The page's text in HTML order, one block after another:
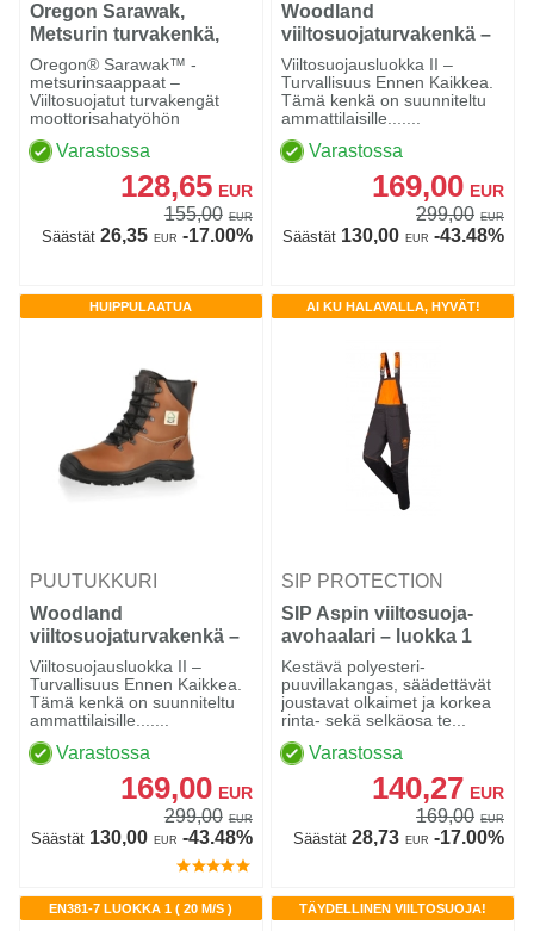
Oregon Sarawak,
Metsurin turvakenkä,
nahka Class 1
Oregon® Sarawak™ -
metsurinsaappaat –
Viiltosuojatut turvakengät
moottorisahatyöhön
Varastossa
128,65 EUR
155,00 EUR
Säästät26,35 EUR -17.00%
Woodland
viiltosuojaturvakenkä –
Luokka 2 (24 m/s), Black
Viiltosuojausluokka II –
Turvallisuus Ennen Kaikkea.
Tämä kenkä on suunniteltu
ammattilaisille.......
Varastossa
169,00 EUR
299,00 EUR
Säästät130,00 EUR -43.48%
HUIPPULAATUA
PUUTUKKURI
Woodland
viiltosuojaturvakenkä –
Luokka 2 (24 m/s),
Brown
Viiltosuojausluokka II –
Turvallisuus Ennen Kaikkea.
Tämä kenkä on suunniteltu
ammattilaisille.......
Varastossa
169,00 EUR
299,00 EUR
Säästät130,00 EUR -43.48%
AI KU HALAVALLA, HYVÄT!
SIP PROTECTION
SIP Aspin viiltosuoja-
avohaalari – luokka 1
Kestävä polyesteri-
puuvillakangas, säädettävät
joustavat olkaimet ja korkea
rinta- sekä selkäosa te...
Varastossa
140,27 EUR
169,00 EUR
Säästät28,73 EUR -17.00%
EN381-7 LUOKKA 1 ( 20 M/S ) TÄYDELLINEN VIILTOSUOJA!